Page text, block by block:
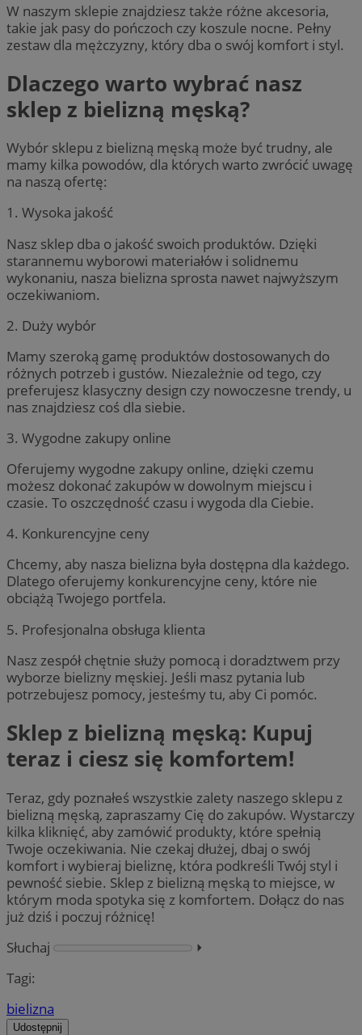
W naszym sklepie znajdziesz także różne akcesoria,
takie jak pasy do pończoch czy koszule nocne. Pełny
zestaw dla mężczyzny, który dba o swój komfort i styl.
Dlaczego warto wybrać nasz
sklep z bielizną męską?
Wybór sklepu z bielizną męską może być trudny, ale
mamy kilka powodów, dla których warto zwrócić uwagę
na naszą ofertę:
1. Wysoka jakość
Nasz sklep dba o jakość swoich produktów. Dzięki
starannemu wyborowi materiałów i solidnemu
wykonaniu, nasza bielizna sprosta nawet najwyższym
oczekiwaniom.
2. Duży wybór
Mamy szeroką gamę produktów dostosowanych do
różnych potrzeb i gustów. Niezależnie od tego, czy
preferujesz klasyczny design czy nowoczesne trendy, u
nas znajdziesz coś dla siebie.
3. Wygodne zakupy online
Oferujemy wygodne zakupy online, dzięki czemu
możesz dokonać zakupów w dowolnym miejscu i
czasie. To oszczędność czasu i wygoda dla Ciebie.
4. Konkurencyjne ceny
Chcemy, aby nasza bielizna była dostępna dla każdego.
Dlatego oferujemy konkurencyjne ceny, które nie
obciążą Twojego portfela.
5. Profesjonalna obsługa klienta
Nasz zespół chętnie służy pomocą i doradztwem przy
wyborze bielizny męskiej. Jeśli masz pytania lub
potrzebujesz pomocy, jesteśmy tu, aby Ci pomóc.
Sklep z bielizną męską: Kupuj
teraz i ciesz się komfortem!
Teraz, gdy poznałeś wszystkie zalety naszego sklepu z
bielizną męską, zapraszamy Cię do zakupów. Wystarczy
kilka kliknięć, aby zamówić produkty, które spełnią
Twoje oczekiwania. Nie czekaj dłużej, dbaj o swój
komfort i wybieraj bieliznę, która podkreśli Twój styl i
pewność siebie. Sklep z bielizną męską to miejsce, w
którym moda spotyka się z komfortem. Dołącz do nas
już dziś i poczuj różnicę!
Słuchaj
⏵︎
Tagi:
bielizna
Udostępnij